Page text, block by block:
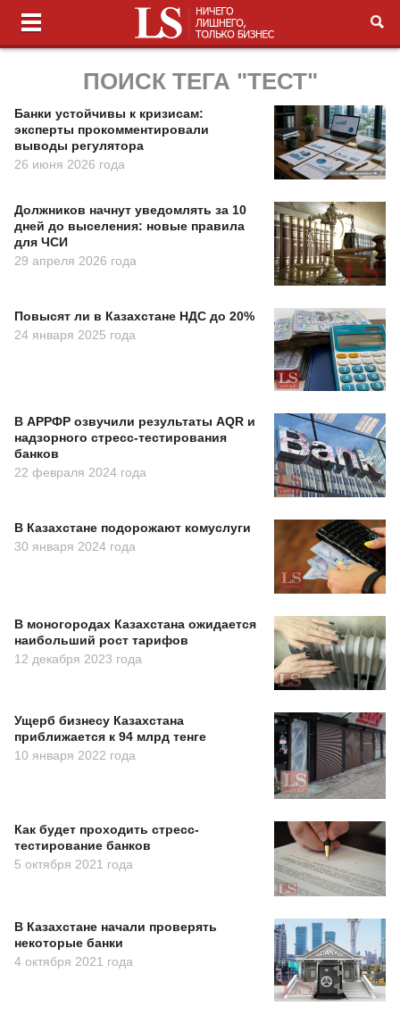
ПОИСК ТЕГА "ТЕСТ"
Банки устойчивы к кризисам:
эксперты прокомментировали
выводы регулятора
26 июня 2026 года
Должников начнут уведомлять за 10
дней до выселения: новые правила
для ЧСИ
29 апреля 2026 года
Повысят ли в Казахстане НДС до 20%
24 января 2025 года
В АРРФР озвучили результаты AQR и
надзорного стресс-тестирования
банков
22 февраля 2024 года
В Казахстане подорожают комуслуги
30 января 2024 года
В моногородах Казахстана ожидается
наибольший рост тарифов
12 декабря 2023 года
Ущерб бизнесу Казахстана
приближается к 94 млрд тенге
10 января 2022 года
Как будет проходить стресс-
тестирование банков
5 октября 2021 года
В Казахстане начали проверять
некоторые банки
4 октября 2021 года